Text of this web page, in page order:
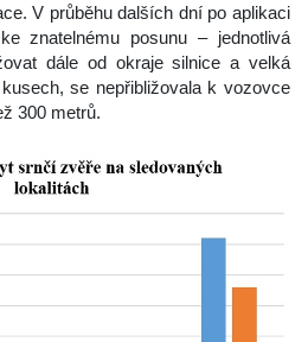
V průběhu dalších dní po aplikaci
znatelnému posunu – jednotlivá
dále od okraje silnice a velká
se nepřibližovala k vozovce
300 metrů.